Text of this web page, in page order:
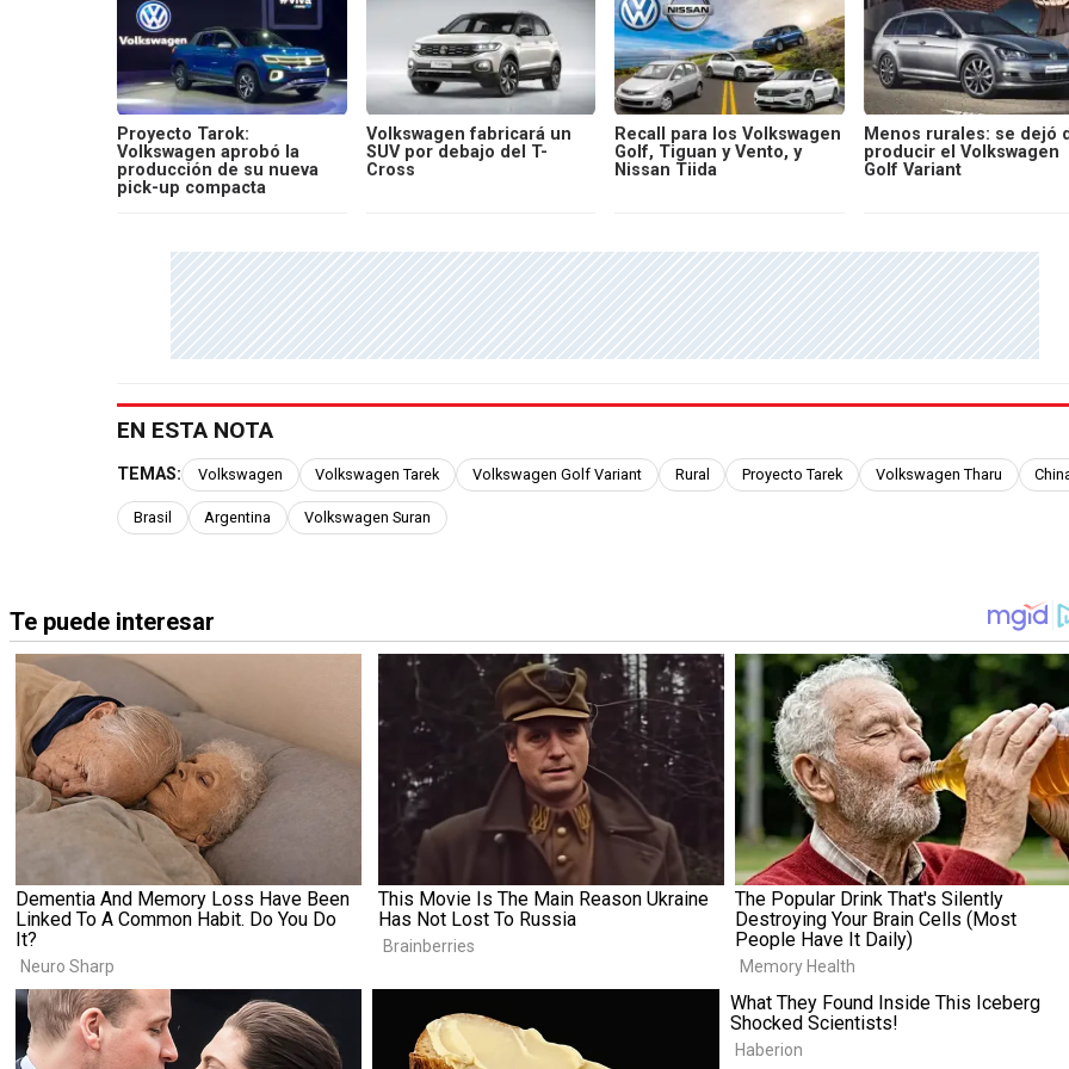
Proyecto Tarok:
Volkswagen aprobó la
producción de su nueva
pick-up compacta
Volkswagen fabricará un
SUV por debajo del T-
Cross
Recall para los Volkswagen
Golf, Tiguan y Vento, y
Nissan Tiida
Menos rurales: se dejó
producir el Volkswagen
Golf Variant
EN ESTA NOTA
TEMAS: Volkswagen Volkswagen Tarek Volkswagen Golf Variant Rural Proyecto Tarek Volkswagen Tharu
Brasil Argentina Volkswagen Suran